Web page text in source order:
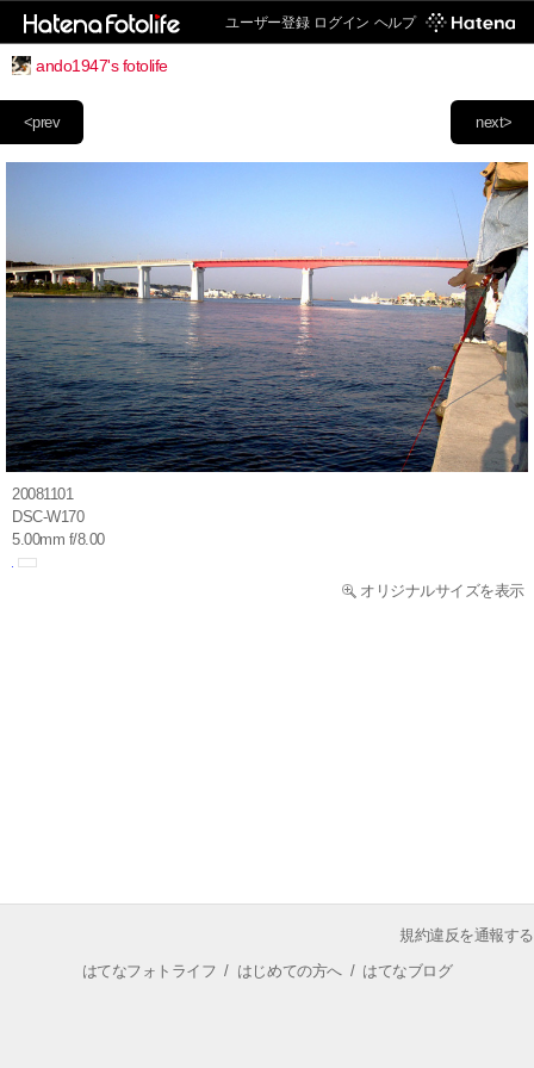
ユーザー登録 ログイン ヘルプ
ando1947's fotolife
next>
<prev
20081101
DSC-W170
5.00mm f/8.00
オリジナルサイズを表示
規約違反を通報する
はてなフォトライフ / はじめての方へ/ はてなブログ